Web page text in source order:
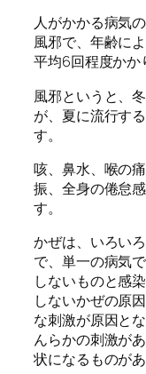
人がかかる病気
風邪で、年齢に
平均6回程度かか
風邪というと、
が、夏に流行す
す。
咳、鼻水、喉の
振、全身の倦怠
す。
かぜは、いろい
で、単一の病気
しないものと感
しないかぜの原
な刺激が原因と
んらかの刺激が
状になるものがあ